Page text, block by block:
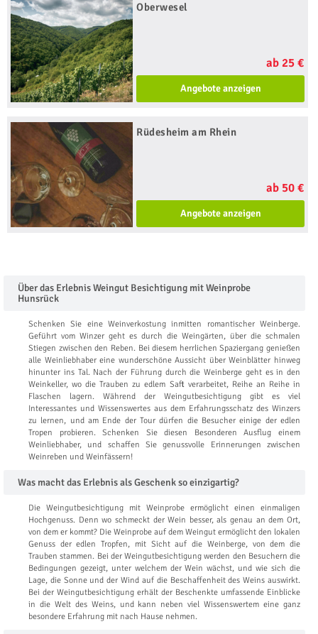
Oberwesel
ab 25 €
Angebote anzeigen
Rüdesheim am Rhein
ab 50 €
Angebote anzeigen
Über das Erlebnis Weingut Besichtigung mit Weinprobe
Hunsrück
Schenken Sie eine Weinverkostung inmitten romantischer Weinberge.
Geführt vom Winzer geht es durch die Weingärten, über die schmalen
Stiegen zwischen den Reben. Bei diesem herrlichen Spaziergang genießen
alle Weinliebhaber eine wunderschöne Aussicht über Weinblätter hinweg
hinunter ins Tal. Nach der Führung durch die Weinberge geht es in den
Weinkeller, wo die Trauben zu edlem Saft verarbeitet, Reihe an Reihe in
Flaschen lagern. Während der Weingutbesichtigung gibt es viel
Interessantes und Wissenswertes aus dem Erfahrungsschatz des Winzers
zu lernen, und am Ende der Tour dürfen die Besucher einige der edlen
Tropen probieren. Schenken Sie diesen Besonderen Ausflug einem
Weinliebhaber, und schaffen Sie genussvolle Erinnerungen zwischen
Weinreben und Weinfässern!
Was macht das Erlebnis als Geschenk so einzigartig?
Die Weingutbesichtigung mit Weinprobe ermöglicht einen einmaligen
Hochgenuss. Denn wo schmeckt der Wein besser, als genau an dem Ort,
von dem er kommt? Die Weinprobe auf dem Weingut ermöglicht den lokalen
Genuss der edlen Tropfen, mit Sicht auf die Weinberge, von dem die
Trauben stammen. Bei der Weingutbesichtigung werden den Besuchern die
Bedingungen gezeigt, unter welchem der Wein wächst, und wie sich die
Lage, die Sonne und der Wind auf die Beschaffenheit des Weins auswirkt.
Bei der Weingutbesichtigung erhält der Beschenkte umfassende Einblicke
in die Welt des Weins, und kann neben viel Wissenswertem eine ganz
besondere Erfahrung mit nach Hause nehmen.